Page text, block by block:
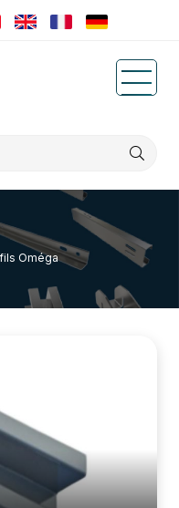
Oméga